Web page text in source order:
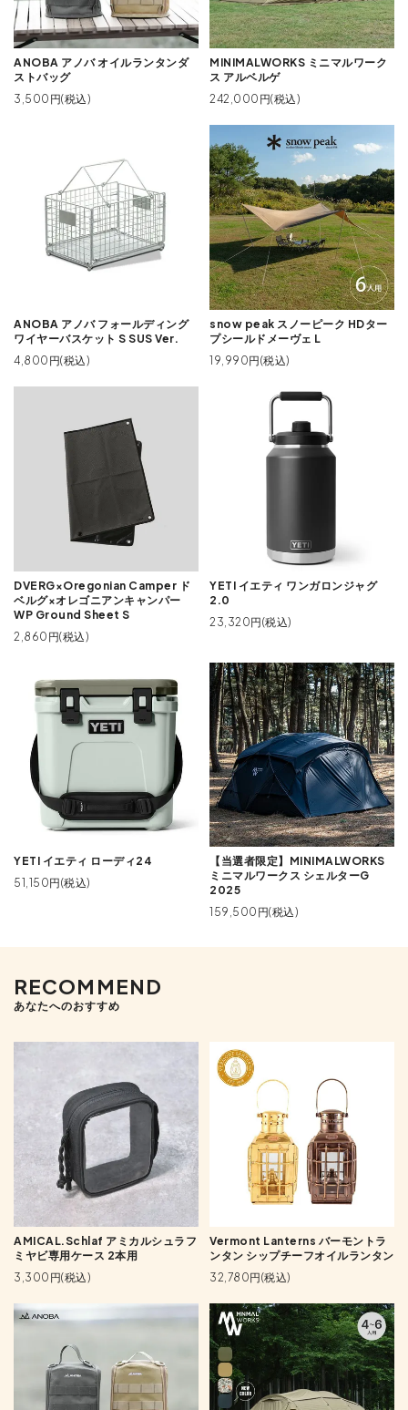
ANOBA アノバ オイルランタンダ
ストバッグ
3,500円(税込)
MINIMALWORKS ミニマルワーク
ス アルベルゲ
242,000円(税込)
ANOBA アノバ フォールディング
ワイヤーバスケット S SUS Ver.
4,800円(税込)
snow peak スノーピーク HDター
プシールドメーヴェ L
19,990円(税込)
DVERG×Oregonian Camper ド
ベルグ×オレゴニアンキャンパー
WP Ground Sheet S
2,860円(税込)
YETI イエティ ワンガロンジャグ
2.0
23,320円(税込)
YETI イエティ ローディ24
51,150円(税込)
【当選者限定】MINIMALWORKS
ミニマルワークス シェルターG
2025
159,500円(税込)
RECOMMEND
あなたへのおすすめ
AMICAL.Schlaf アミカルシュラフ
ミヤビ専用ケース 2本用
3,300円(税込)
Vermont Lanterns バーモントラ
ンタン シップチーフオイルランタン
32,780円(税込)